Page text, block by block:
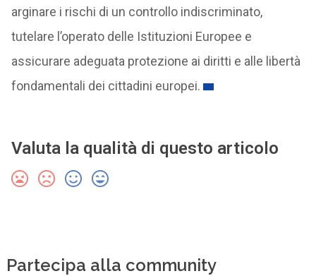
arginare i rischi di un controllo indiscriminato,
tutelare l’operato delle Istituzioni Europee e
assicurare adeguata protezione ai diritti e alle libertà
fondamentali dei cittadini europei.
Valuta la qualità di questo articolo
Partecipa alla community